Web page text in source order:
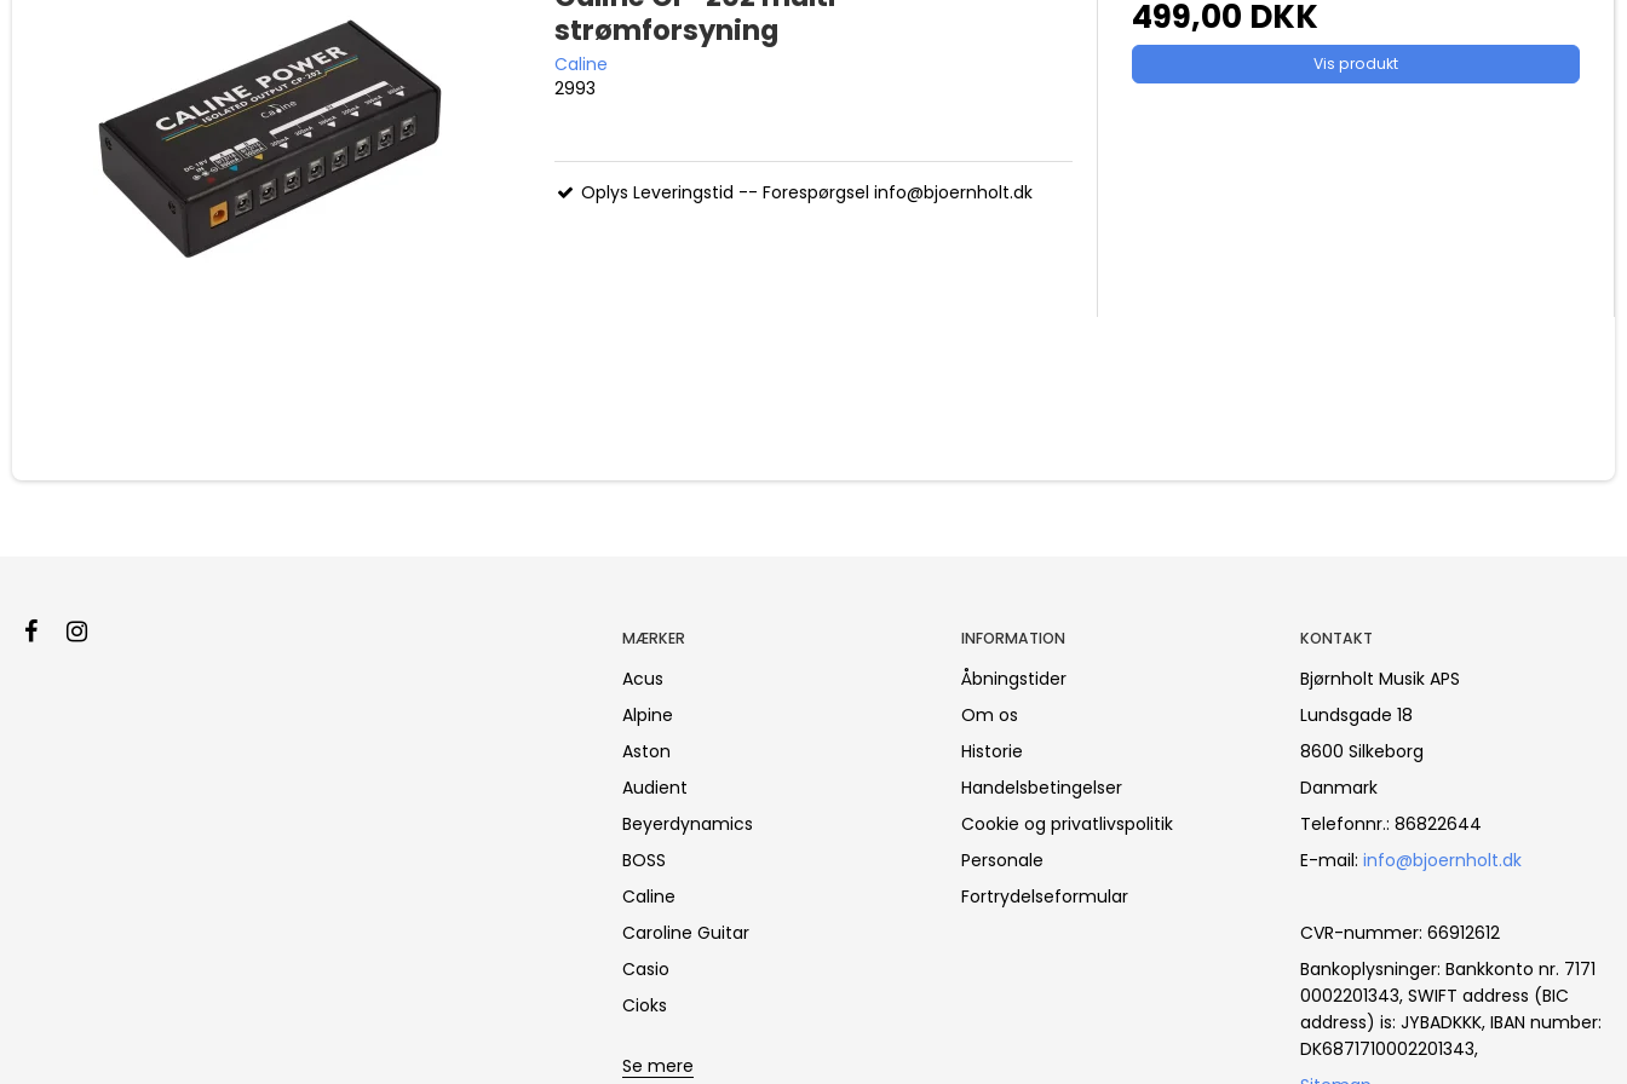
strømforsyning
Caline
2993
Oplys Leveringstid -- Forespørgsel info@bjoernholt.dk
499,00 DKK
Vis produkt
MÆRKER
Acus
Alpine
Aston
Audient
Beyerdynamics
BOSS
Caline
Caroline Guitar
Casio
Cioks
Se mere
INFORMATION
Åbningstider
Om os
Historie
Handelsbetingelser
Cookie og privatlivspolitik
Personale
Fortrydelseformular
KONTAKT
Bjørnholt Musik APS
Lundsgade 18
8600 Silkeborg
Danmark
Telefonnr.: 86822644
E-mail: info@bjoernholt.dk
CVR-nummer: 66912612
Bankoplysninger: Bankkonto nr. 7171
0002201343, SWIFT address (BIC
address) is: JYBADKKK, IBAN number:
DK6871710002201343,